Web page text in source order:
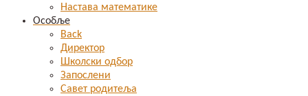
Настава математике
Особље
Back
Директор
Школски одбор
Запослени
Савет родитеља